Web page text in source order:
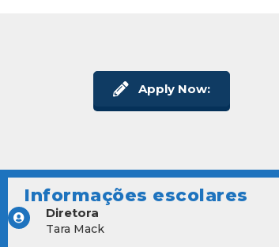
Apply Now:
Informações escolares
Diretora
Tara Mack